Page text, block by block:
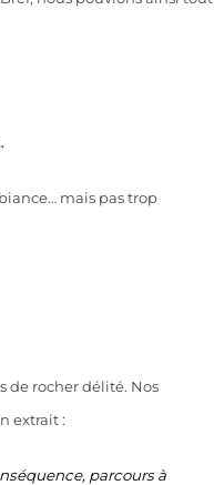
mais pas trop
de rocher délité. Nos
extrait :
parcours à